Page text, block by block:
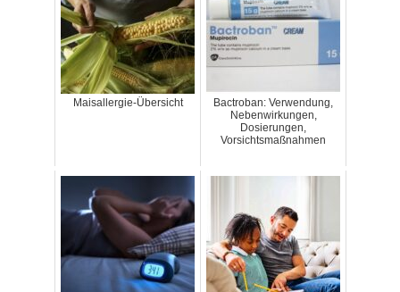
Maisallergie-Übersicht
Bactroban: Verwendung,
Nebenwirkungen,
Dosierungen,
Vorsichtsmaßnahmen